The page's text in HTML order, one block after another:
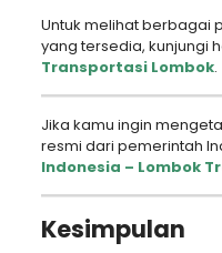
Untuk melihat berbagai
yang tersedia, kunjungi
Transportasi Lombok.
Jika kamu ingin
resmi dari pemerintah
Indonesia – Lombok
Kesimpulan